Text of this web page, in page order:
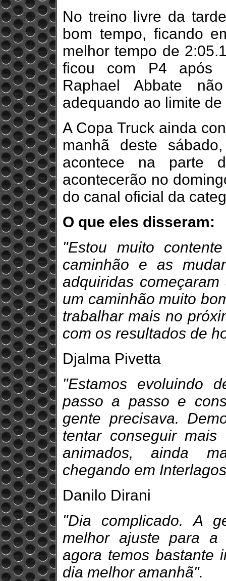
No treino livre da
bom tempo, ficando
melhor tempo de
ficou com P4 após
Raphael Abbate
adequando ao limite
A Copa Truck ainda
manhã deste
acontece na parte
acontecerão no
do canal oficial da
O que eles disseram:
"Estou muito
caminhão e as
adquiridas
um caminhão muito
trabalhar mais no
com os resultados de
Djalma Pivetta
"Estamos evoluindo
passo a passo e
gente precisava.
tentar conseguir
animados, ainda
chegando em
Danilo Dirani
"Dia complicado. A
melhor ajuste para a
agora temos bastante
dia melhor amanhã".